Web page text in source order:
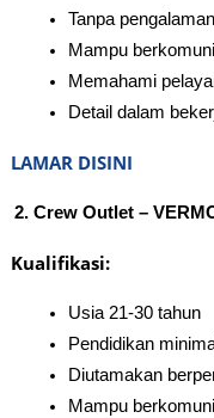
Tanpa
Mampu
Memahami
Detail dalam
LAMAR DISINI
Crew Outlet –
Kualifikasi:
Usia 21-30 tahun
Pendidikan
Diutamakan
Mampu